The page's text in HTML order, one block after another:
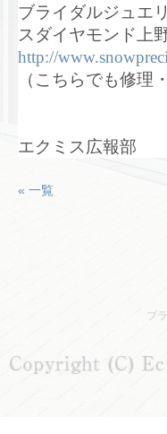
ブライダルジュエ
スダイヤモンド上
http://
（こちらでも修理
エクミス広報部
« 一覧
プ